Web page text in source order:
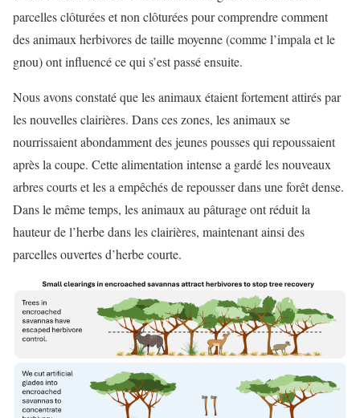
parcelles clôturées et non clôturées pour comprendre comment
des animaux herbivores de taille moyenne (comme l’impala et le
gnou) ont influencé ce qui s’est passé ensuite.
Nous avons constaté que les animaux étaient fortement attirés par
les nouvelles clairières. Dans ces zones, les animaux se
nourrissaient abondamment des jeunes pousses qui repoussaient
après la coupe. Cette alimentation intense a gardé les nouveaux
arbres courts et les a empêchés de repousser dans une forêt dense.
Dans le même temps, les animaux au pâturage ont réduit la
hauteur de l’herbe dans les clairières, maintenant ainsi des
parcelles ouvertes d’herbe courte.